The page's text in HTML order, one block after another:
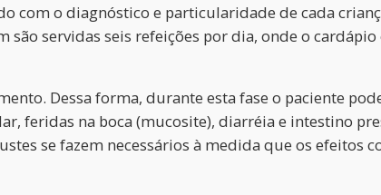
com o diagnóstico e particularidade de cada
servidas seis refeições por dia, onde o cardápio
Dessa forma, durante esta fase o paciente
feridas na boca (mucosite), diarréia e intestino
se fazem necessários à medida que os efeitos